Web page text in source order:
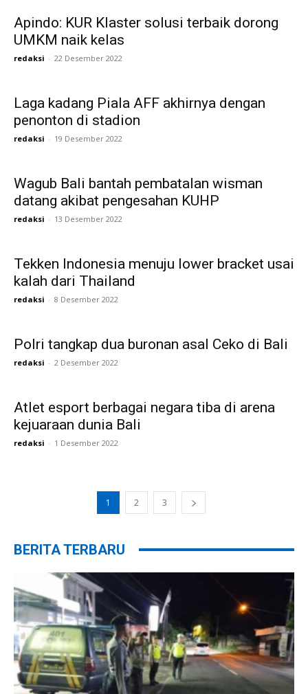
Apindo: KUR Klaster solusi terbaik dorong
UMKM naik kelas
redaksi - 22 Desember 2022
Laga kadang Piala AFF akhirnya dengan
penonton di stadion
redaksi - 19 Desember 2022
Wagub Bali bantah pembatalan wisman
datang akibat pengesahan KUHP
redaksi - 13 Desember 2022
Tekken Indonesia menuju lower bracket usai
kalah dari Thailand
redaksi - 8 Desember 2022
Polri tangkap dua buronan asal Ceko di Bali
redaksi - 2 Desember 2022
Atlet esport berbagai negara tiba di arena
kejuaraan dunia Bali
redaksi - 1 Desember 2022
1 2 3
BERITA TERBARU